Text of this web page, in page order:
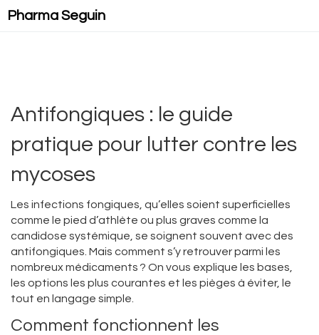
Pharma Seguin
Antifongiques : le guide
pratique pour lutter contre les
mycoses
Les infections fongiques, qu’elles soient superficielles
comme le pied d’athlète ou plus graves comme la
candidose systémique, se soignent souvent avec des
antifongiques. Mais comment s’y retrouver parmi les
nombreux médicaments ? On vous explique les bases,
les options les plus courantes et les pièges à éviter, le
tout en langage simple.
Comment fonctionnent les